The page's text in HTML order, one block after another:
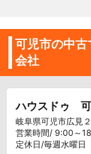
可児市の中
会社
ハウスドゥ
岐阜県可児市広見
営業時間/ 9:00～
定休日/毎週水曜日